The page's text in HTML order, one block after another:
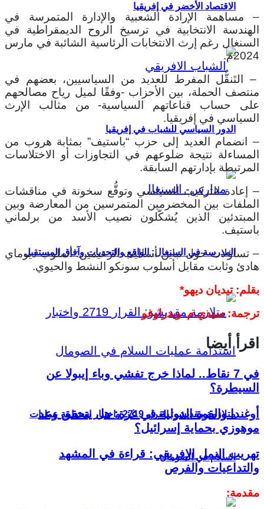
الاقتصاد الأخضر في إفريقيا
الدور السياسي للشباب في إفريقيا
المدرسة في السنغال: الواقع والتحديات وآفاق المستقبل
متلازمة مقديشو: القرار 2719 واختبار استدامة عمليات
السلام في الصومال
– مساهمة الإرادة الشعبية والإدارة المتمرسة في
الهندسة الانتخابية في ترسيخ الروح الديمقراطية في
السنغال رغم إرث الانتخابات الرئاسية الشائبة في مارس
2024م.
– التَنقُّل المفرط للعديد من السياسيين، بعضهم في
منتصف الحملة، بين الأحزاب -وفقًا لميل رياح مصالحهم
على حساب قناعاتهم السياسية- من مثالب الإرث
السياسي في إفريقيا.
– انضمام العديد إلى حزب “باستيف” بمثابة هروب من
المساءلة نتيجة ضلوعهم في التجاوزات أو الاختلاسات
المرتبطة بإدارتهم السابقة.
– إعادة التركيب السياسي وتوقُّع سخونة في مناقشات
الملفات بين المخضرمين المتمرسين من المعارضة وبين
المبتدئين الذين يُشكّلون نصيب الأسد من برلماني
باستيف.
– تساؤلات حول تباين أساليب الزعيمين: أسلوب ديوماي
هادئ وثابت مقابل أسلوب سونكو النشط والحيوي.
بقلم: تيديان ديهو*
ترجمة: سيدي.م. ويدراوغو
اقرأ أيضا
في 7 نقاط.. لماذا خرج تفشي وباء إيبولا عن
السيطرة؟
أوغندا والقوة الدولية في غزة: هل يتحقق وعد
موهوزي بحماية إسرائيل؟
تهريب النمل الإفريقي: قراءة في المشهد
والتداعيات والفرص
مقدمة: